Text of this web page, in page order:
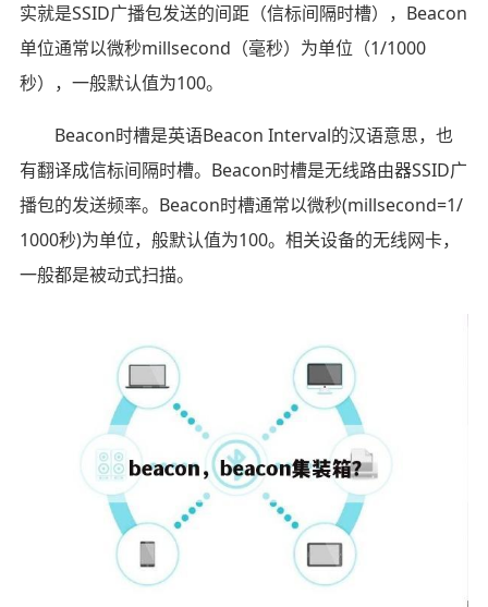
实就是SSID广播包发送的间距（信标间隔时槽），Beacon
单位通常以微秒millsecond（毫秒）为单位（1/1000
秒），一般默认值为100。
Beacon时槽是英语Beacon Interval的汉语意思，也
有翻译成信标间隔时槽。Beacon时槽是无线路由器SSID广
播包的发送频率。Beacon时槽通常以微秒(millsecond=1/
1000秒)为单位，般默认值为100。相关设备的无线网卡，
一般都是被动式扫描。